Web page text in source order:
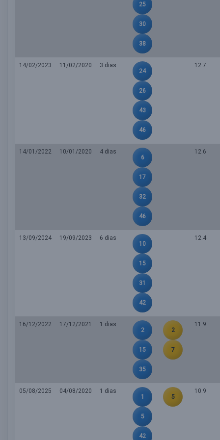
25
30
38
14/02/2023 11/02/2020
3 dias
24
26
43
46
12.7
14/01/2022 10/01/2020
4 dias
6
17
32
46
12.6
13/09/2024 19/09/2023
6 dias
10
15
31
42
12.4
16/12/2022 17/12/2021
1 dias
2
15
35
2
7
11.9
05/08/2025 04/08/2020
1 dias
1
5
42
5
10.9